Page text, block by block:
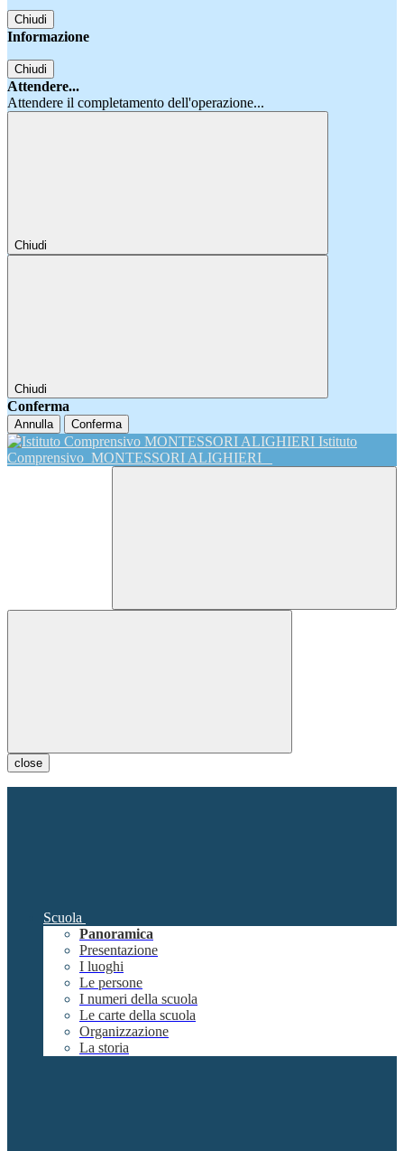
Chiudi
Informazione
Chiudi
Attendere...
Attendere il completamento dell'operazione...
Chiudi
Chiudi
Conferma
Annulla Conferma
Istituto
Comprensivo MONTESSORI ALIGHIERI
close
Scuola
Panoramica
Presentazione
I luoghi
Le persone
I numeri della scuola
Le carte della scuola
Organizzazione
La storia